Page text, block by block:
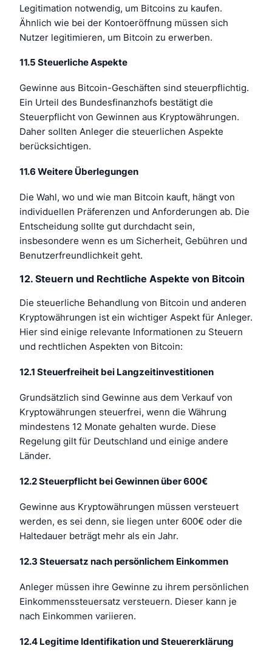
Legitimation notwendig, um Bitcoins zu kaufen.
Ähnlich wie bei der Kontoeröffnung müssen sich
Nutzer legitimieren, um Bitcoin zu erwerben.
11.5 Steuerliche Aspekte
Gewinne aus Bitcoin-Geschäften sind steuerpflichtig.
Ein Urteil des Bundesfinanzhofs bestätigt die
Steuerpflicht von Gewinnen aus Kryptowährungen.
Daher sollten Anleger die steuerlichen Aspekte
berücksichtigen.
11.6 Weitere Überlegungen
Die Wahl, wo und wie man Bitcoin kauft, hängt von
individuellen Präferenzen und Anforderungen ab. Die
Entscheidung sollte gut durchdacht sein,
insbesondere wenn es um Sicherheit, Gebühren und
Benutzerfreundlichkeit geht.
12. Steuern und Rechtliche Aspekte von Bitcoin
Die steuerliche Behandlung von Bitcoin und anderen
Kryptowährungen ist ein wichtiger Aspekt für Anleger.
Hier sind einige relevante Informationen zu Steuern
und rechtlichen Aspekten von Bitcoin:
12.1 Steuerfreiheit bei Langzeitinvestitionen
Grundsätzlich sind Gewinne aus dem Verkauf von
Kryptowährungen steuerfrei, wenn die Währung
mindestens 12 Monate gehalten wurde. Diese
Regelung gilt für Deutschland und einige andere
Länder.
12.2 Steuerpflicht bei Gewinnen über 600€
Gewinne aus Kryptowährungen müssen versteuert
werden, es sei denn, sie liegen unter 600€ oder die
Haltedauer beträgt mehr als ein Jahr.
12.3 Steuersatz nach persönlichem Einkommen
Anleger müssen ihre Gewinne zu ihrem persönlichen
Einkommenssteuersatz versteuern. Dieser kann je
nach Einkommen variieren.
12.4 Legitime Identifikation und Steuererklärung